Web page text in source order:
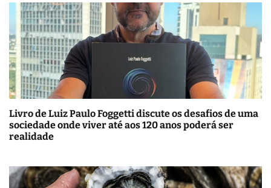
Livro de Luiz Paulo Foggetti discute os desafios de uma
sociedade onde viver até aos 120 anos poderá ser
realidade